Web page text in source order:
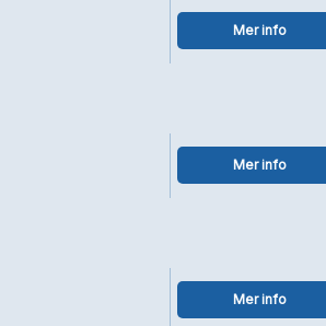
Mer info
Mer info
Mer info